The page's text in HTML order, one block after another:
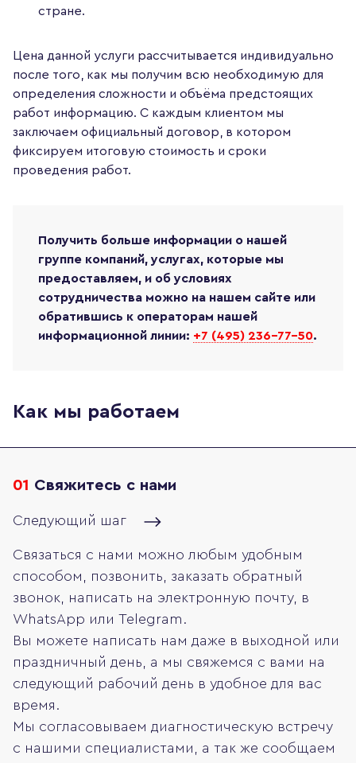
стране.
Цена данной услуги рассчитывается индивидуально
после того, как мы получим всю необходимую для
определения сложности и объёма предстоящих
работ информацию. С каждым клиентом мы
заключаем официальный договор, в котором
фиксируем итоговую стоимость и сроки
проведения работ.
Получить больше информации о нашей
группе компаний, услугах, которые мы
предоставляем, и об условиях
сотрудничества можно на нашем сайте или
обратившись к операторам нашей
информационной линии: +7 (495) 236-77-50.
Как мы работаем
01 Свяжитесь с нами
Следующий шаг
Связаться с нами можно любым удобным
способом, позвонить, заказать обратный
звонок, написать на электронную почту, в
WhatsApp или Telegram.
Вы можете написать нам даже в выходной или
праздничный день, а мы свяжемся с вами на
следующий рабочий день в удобное для вас
время.
Мы согласовываем диагностическую встречу
с нашими специалистами, а так же сообщаем